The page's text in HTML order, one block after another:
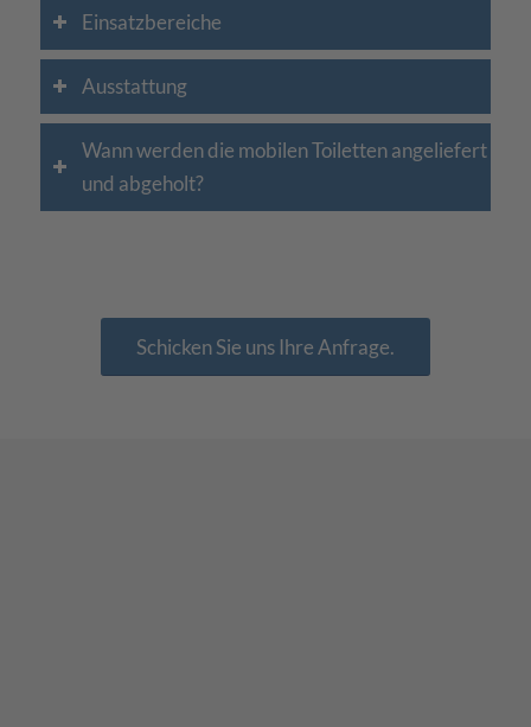
Einsatzbereiche
Ausstattung
Wann werden die mobilen Toiletten angeliefert
und abgeholt?
Schicken Sie uns Ihre Anfrage.